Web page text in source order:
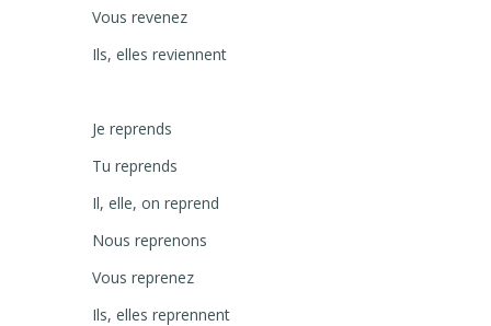
Vous revenez
Ils, elles reviennent
Je reprends
Tu reprends
Il, elle, on reprend
Nous reprenons
Vous reprenez
Ils, elles reprennent